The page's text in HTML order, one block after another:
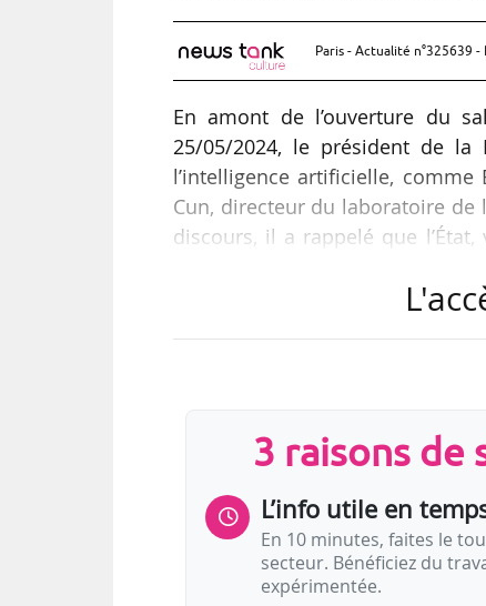
Paris - Actualité n°325639 -
En amont de l’ouverture du
25/05/2024, le président de la
l’intelligence artificielle, comme
Cun, directeur du laboratoire de
discours, il a rappelé que
sociétés, c’est-à-dire notre
l’information et donc à la
rapidement…3 raisons de
L’info utile en
En 10 minutes, faites le
secteur. Bénéficiez du
expérimentée.